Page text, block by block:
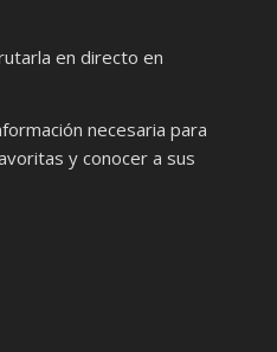
en directo en
necesaria para
y conocer a sus